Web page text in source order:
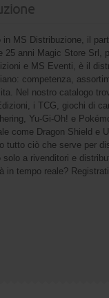
in MS Distribuzione, il
25 anni Magic Store Srl,
e MS Eventi, è il
competenza,
Nel nostro catalogo
i TCG, giochi di
Yu-Gi-Oh! e
come Dragon Shield e
tutto ciò che serve per
solo a rivenditori e
in tempo reale?